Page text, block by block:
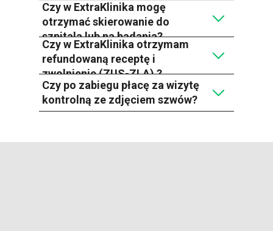
Czy w ExtraKlinika mogę
otrzymać skierowanie do
szpitala lub na badania?
Czy w ExtraKlinika otrzymam
refundowaną receptę i
zwolnienie (ZUS-ZLA) ?
Czy po zabiegu płacę za wizytę
kontrolną ze zdjęciem szwów?